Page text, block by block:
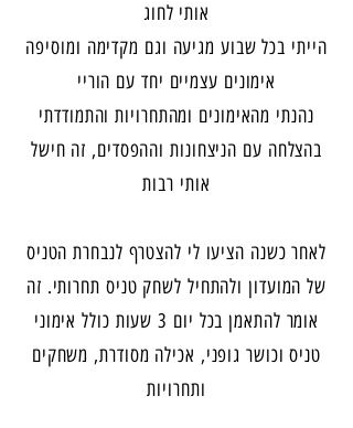
אותי לחוג
הייתי בכל שבוע מגיעה וגם מקדימה ומוסיפה
אימונים עצמיים יחד עם הוריי
נהנתי מהאימונים ומהתחרויות והתמודדתי
בהצלחה עם הניצחונות וההפסדים, זה חישל
אותי רבות
לאחר כשנה הציעו לי להצטרף לנבחרת הטניס
של המועדון ולהתחיל לשחק טניס תחרותי. זה
אומר להתאמן בכל יום 3 שעות כולל אימוני
טניס וכושר גופני, אכילה מסודרת, משחקים
ותחרויות